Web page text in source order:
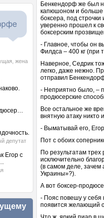
жена
депутат
Егор с
Бенкендорф же был
капюшоном и больше
боксера, под
уверенно прошел к
боксерским
- Главное, чтобы он
Филдса – 400 кг (при
Наверное, Седрик
легко, даже нежно.
отправил
- Неприятно было, –
продюсерские
Все остальное же
внятную атаку никто
- Выматывай его,
Пот с обоих
По результатам
исключительно
(в самом деле, зачем
Украины»?).
А вот боксер-
- Пояс повешу у себя
появится желающий